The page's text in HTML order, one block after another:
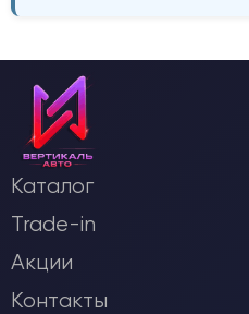
Каталог
Trade-in
Акции
Контакты